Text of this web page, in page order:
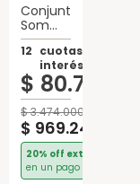
Conjunto
Sommier
2
plazas
Cannon
Renovation
Espuma
12 cuotas sin
interés de:
$ 80.771
$3.474.000
$ 969.246
20% off extra
en un pago